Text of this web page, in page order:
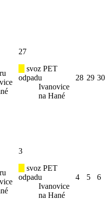
27
svoz PET
odpadu
Ivanovice
na Hané
28 29 30
3
svoz PET
odpadu
Ivanovice
na Hané
4 5 6